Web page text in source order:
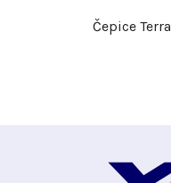
Čepice Terra